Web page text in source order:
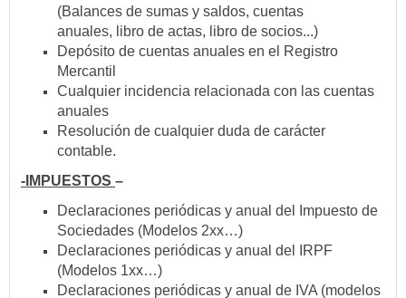
(Balances de sumas y saldos, cuentas
anuales, libro de actas, libro de socios...)
Depósito de cuentas anuales en el Registro
Mercantil
Cualquier incidencia relacionada con las cuentas
anuales
Resolución de cualquier duda de carácter
contable.
-IMPUESTOS –
Declaraciones periódicas y anual del Impuesto de
Sociedades (Modelos 2xx…)
Declaraciones periódicas y anual del IRPF
(Modelos 1xx…)
Declaraciones periódicas y anual de IVA (modelos